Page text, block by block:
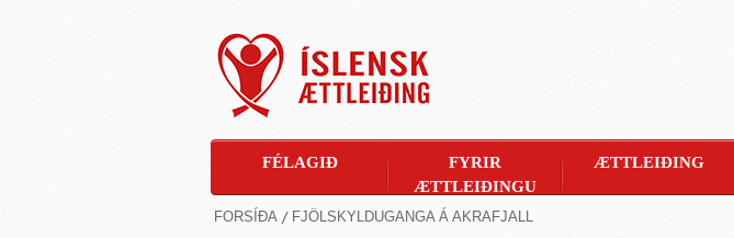
FORSÍÐA FJÖLSKYLDUGANGA Á AKRAFJALL
FÉLAGIÐ
FYRIR
ÆTTLEIÐINGU
ÆTTLEIÐING